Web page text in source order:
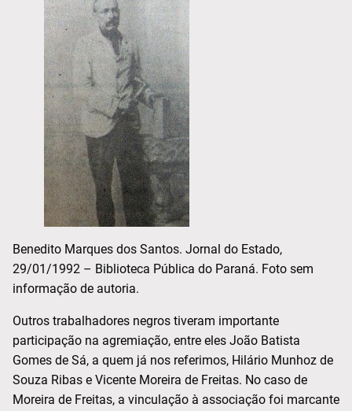
Benedito Marques dos Santos. Jornal do Estado,
29/01/1992 – Biblioteca Pública do Paraná. Foto sem
informação de autoria.
Outros trabalhadores negros tiveram importante
participação na agremiação, entre eles João Batista
Gomes de Sá, a quem já nos referimos, Hilário Munhoz de
Souza Ribas e Vicente Moreira de Freitas. No caso de
Moreira de Freitas, a vinculação à associação foi marcante